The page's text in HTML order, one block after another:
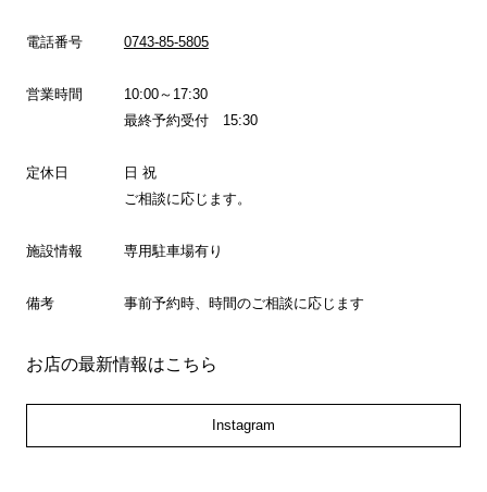
電話番号 0743-85-5805
営業時間
10:00～17:30
最終予約受付 15:30
定休日
日 祝
ご相談に応じます。
施設情報 専用駐車場有り
備考 事前予約時、時間のご相談に応じます
お店の最新情報はこちら
Instagram